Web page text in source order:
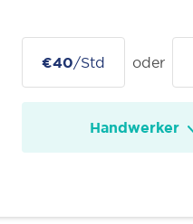
€40/Std oder
Handwerker